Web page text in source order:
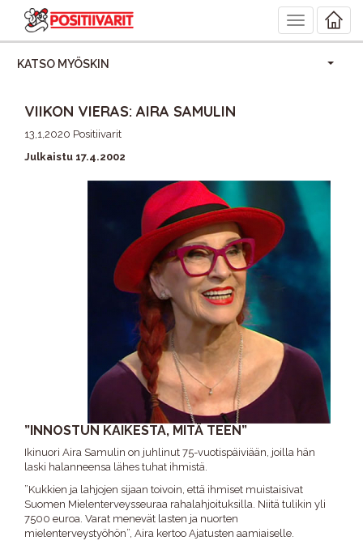
Toggle
navigation
KATSO MYÖSKIN
VIIKON VIERAS: AIRA SAMULIN
13,1,2020 Positiivarit
Julkaistu 17.4.2002
”INNOSTUN KAIKESTA, MITÄ TEEN”
Ikinuori Aira Samulin on juhlinut 75-vuotispäiviään, joilla hän
laski halanneensa lähes tuhat ihmistä.
”Kukkien ja lahjojen sijaan toivoin, että ihmiset muistaisivat
Suomen Mielenterveysseuraa rahalahjoituksilla. Niitä tulikin yli
7500 euroa. Varat menevät lasten ja nuorten
mielenterveystyöhön”, Aira kertoo Ajatusten aamiaiselle.